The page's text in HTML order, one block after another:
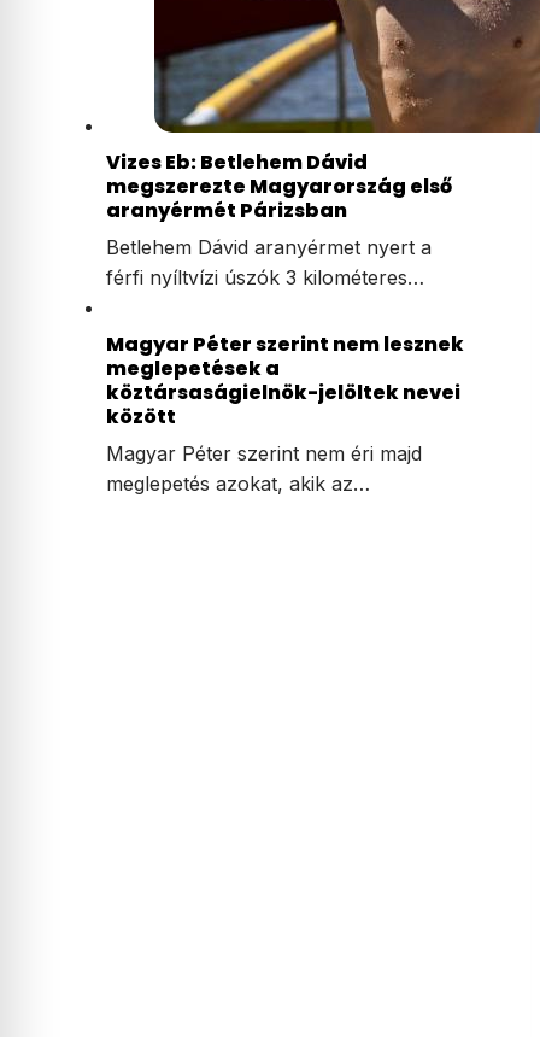
Vizes Eb: Betlehem Dávid
megszerezte Magyarország első
aranyérmét Párizsban
Betlehem Dávid aranyérmet nyert a
férfi nyíltvízi úszók 3 kilométeres…
Magyar Péter szerint nem lesznek
meglepetések a
köztársaságielnök-jelöltek nevei
között
Magyar Péter szerint nem éri majd
meglepetés azokat, akik az…